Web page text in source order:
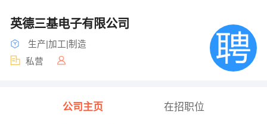
英德三基电子有限公司
生产|加工|制造
私营
公司主页 在招职位